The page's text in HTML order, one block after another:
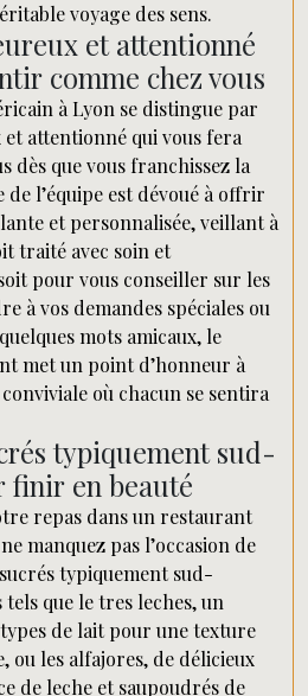
voyage des sens.
et attentionné
comme chez vous
à Lyon se distingue par
attentionné qui vous fera
dès que vous franchissez la
l’équipe est dévoué à offrir
et personnalisée, veillant à
traité avec soin et
pour vous conseiller sur les
à vos demandes spéciales ou
mots amicaux, le
met un point d’honneur à
où chacun se sentira
typiquement sud-
finir en beauté
repas dans un restaurant
manquez pas l’occasion de
typiquement sud-
tels que le tres leches, un
de lait pour une texture
ou les alfajores, de délicieux
de leche et saupoudrés de